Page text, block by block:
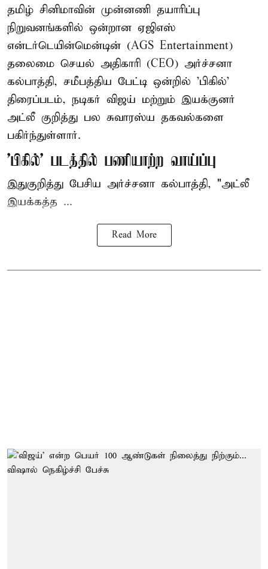
தமிழ் சினிமாவின் முன்னணி தயாரிப்பு
நிறுவனங்களில் ஒன்றான ஏஜிஎஸ்
என்டர்டெயின்மென்டின் (AGS Entertainment)
தலைமை செயல் அதிகாரி (CEO) அர்ச்சனா
கல்பாத்தி, சமீபத்திய பேட்டி ஒன்றில் 'பிகில்'
திரைப்படம், நடிகர் விஜய் மற்றும் இயக்குனர்
அட்லீ குறித்து பல சுவாரஸ்ய தகவல்களை
பகிர்ந்துள்ளார்.
'பிகில்' படத்தில் பணியாற்ற வாய்ப்பு
இதுகுறித்து பேசிய அர்ச்சனா கல்பாத்தி, "அட்லீ
இயக்கத்த ...
Read More